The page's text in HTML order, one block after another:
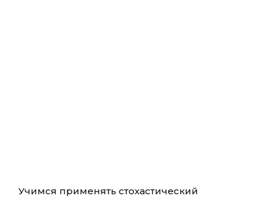
Учимся применять стохастический